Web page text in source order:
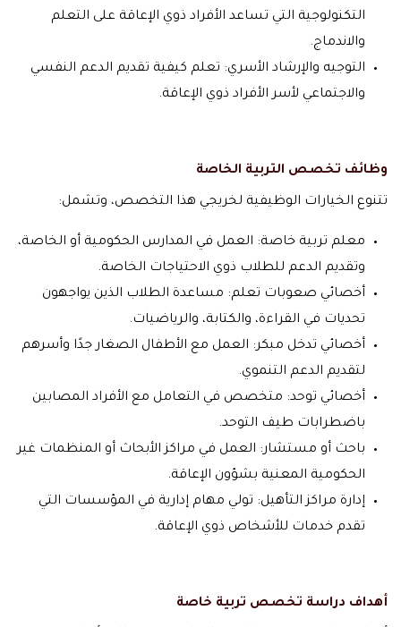
التكنولوجية التي تساعد الأفراد ذوي الإعاقة على التعلم
والاندماج.
التوجيه والإرشاد الأسري: تعلم كيفية تقديم الدعم النفسي
والاجتماعي لأسر الأفراد ذوي الإعاقة.
وظائف تخصص التربية الخاصة
تتنوع الخيارات الوظيفية لخريجي هذا التخصص، وتشمل:
معلم تربية خاصة: العمل في المدارس الحكومية أو الخاصة،
وتقديم الدعم للطلاب ذوي الاحتياجات الخاصة.
أخصائي صعوبات تعلم: مساعدة الطلاب الذين يواجهون
تحديات في القراءة، والكتابة، والرياضيات.
أخصائي تدخل مبكر: العمل مع الأطفال الصغار جدًا وأسرهم
لتقديم الدعم التنموي.
أخصائي توحد: متخصص في التعامل مع الأفراد المصابين
باضطرابات طيف التوحد.
باحث أو مستشار: العمل في مراكز الأبحاث أو المنظمات غير
الحكومية المعنية بشؤون الإعاقة.
إدارة مراكز التأهيل: تولي مهام إدارية في المؤسسات التي
تقدم خدمات للأشخاص ذوي الإعاقة.
أهداف دراسة تخصص تربية خاصة